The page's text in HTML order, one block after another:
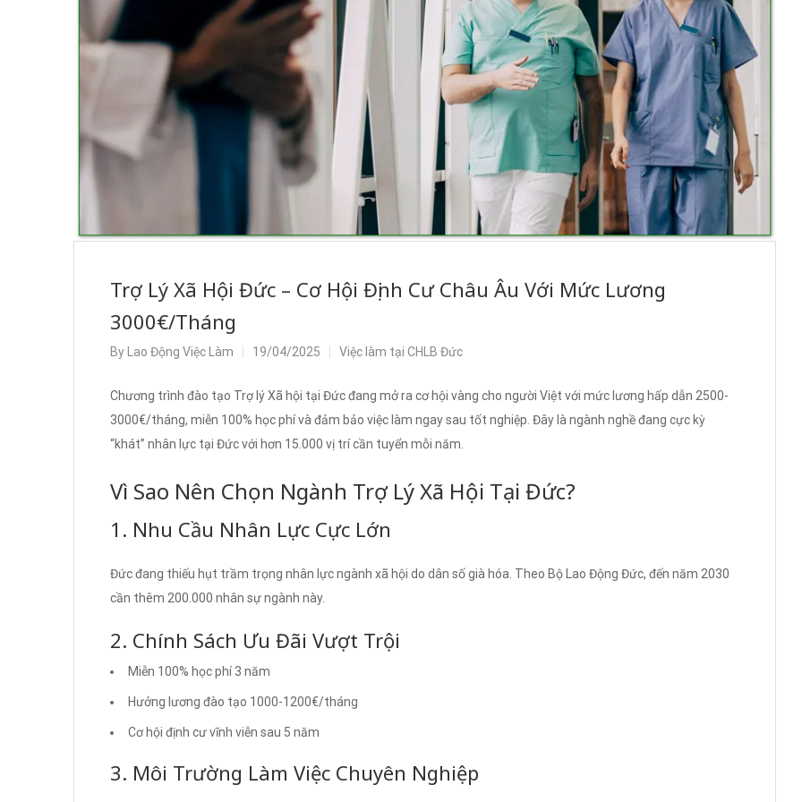
Trợ Lý Xã Hội Đức – Cơ Hội Định Cư Châu Âu Với Mức Lương
3000€/Tháng
By Lao Động Việc Làm 19/04/2025 Việc làm tại CHLB Đức
Chương trình đào tạo Trợ lý Xã hội tại Đức đang mở ra cơ hội vàng cho người Việt với mức lương hấp dẫn 2500-
3000€/tháng, miễn 100% học phí và đảm bảo việc làm ngay sau tốt nghiệp. Đây là ngành nghề đang cực kỳ
“khát” nhân lực tại Đức với hơn 15.000 vị trí cần tuyển mỗi năm.
Vì Sao Nên Chọn Ngành Trợ Lý Xã Hội Tại Đức?
1. Nhu Cầu Nhân Lực Cực Lớn
Đức đang thiếu hụt trầm trọng nhân lực ngành xã hội do dân số già hóa. Theo Bộ Lao Động Đức, đến năm 2030
cần thêm 200.000 nhân sự ngành này.
2. Chính Sách Ưu Đãi Vượt Trội
Miễn 100% học phí 3 năm
Hưởng lương đào tạo 1000-1200€/tháng
Cơ hội định cư vĩnh viễn sau 5 năm
3. Môi Trường Làm Việc Chuyên Nghiệp